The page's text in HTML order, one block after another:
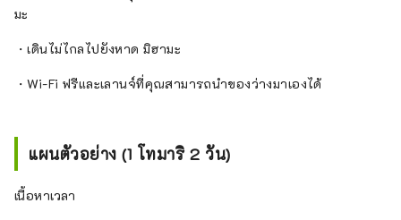
มะ
・เดินไม่ไกลไปยังหาด มิฮามะ
・Wi-Fi ฟรีและเลานจ์ที่คุณสามารถนำของว่างมาเองได้
แผนตัวอย่าง (1 โทมาริ 2 วัน)
เนื้อหาเวลา